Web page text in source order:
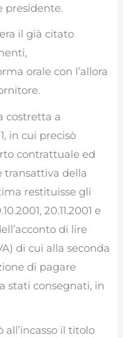
presidente.
il già citato
orale con l’allora
costretta a
in cui precisò
contrattuale ed
transattiva della
restituisse gli
20.11.2001 e
di lire
di cui alla seconda
di pagare
stati consegnati, in
il titolo